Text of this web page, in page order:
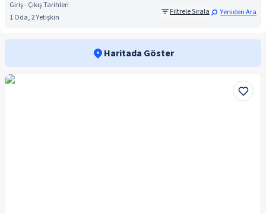
Giriş - Çıkış Tarihleri
1 Oda, 2 Yetişkin
Filtrele Sırala Yeniden Ara
Haritada Göster